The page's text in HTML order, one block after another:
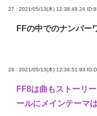
27 : 2021/05/13(木) 12:38:49.24
FFの中でのナンバー
28 : 2021/05/13(木) 12:38:51.93
FF8は曲もストーリ
ールにメインテーマ